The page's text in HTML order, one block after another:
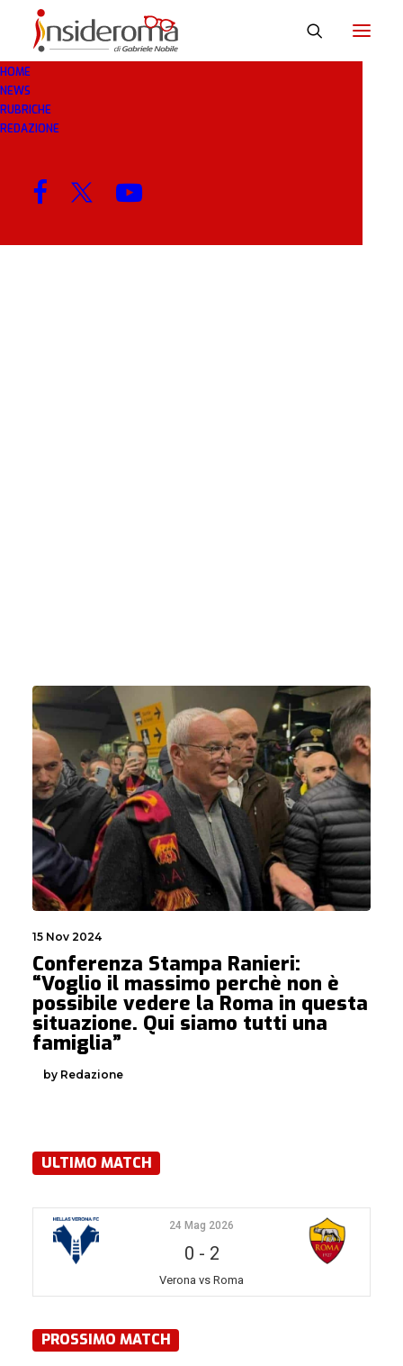
HOME
NEWS
RUBRICHE
REDAZIONE
FIEDKIN
MENU
15 Nov 2024
Conferenza Stampa Ranieri:
“Voglio il massimo perchè non è
possibile vedere la Roma in questa
situazione. Qui siamo tutti una
famiglia”
by Redazione
ULTIMO MATCH
24 Mag 2026
0 - 2
Verona vs Roma
PROSSIMO MATCH